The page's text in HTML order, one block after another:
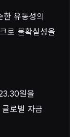
유동성의
로 불확실성을
원을
로벌 자금